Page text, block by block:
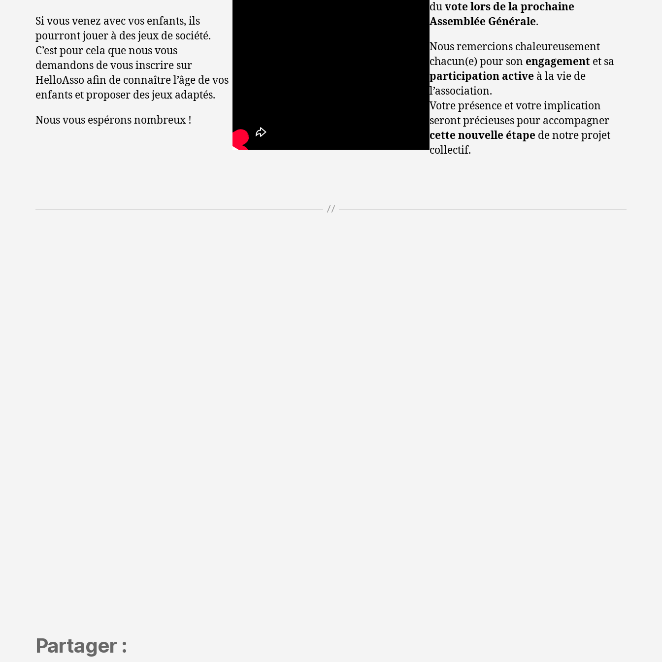
Si vous venez avec vos enfants, ils
pourront jouer à des jeux de société.
C’est pour cela que nous vous
demandons de vous inscrire sur
HelloAsso afin de connaître l’âge de vos
enfants et proposer des jeux adaptés.
Nous vous espérons nombreux !
duvote lors de la prochaine
Assemblée Générale.
Nous remercions chaleureusement
chacun(e) pour son engagement et sa
participation active à la vie de
l’association.
Votre présence et votre implication
seront précieuses pour accompagner
cette nouvelle étape de notre projet
collectif.
Partager :